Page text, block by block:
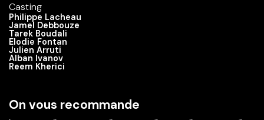
Casting
Philippe Lacheau
Jamel Debbouze
Tarek Boudali
Elodie Fontan
Julien Arruti
Alban Ivanov
Reem Kherici
On vous recommande